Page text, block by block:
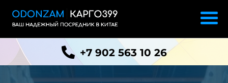
+7 902 563 10 26